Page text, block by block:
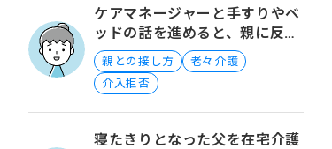
ケアマネージャーと手すりやベ
ッドの話を進めると、親に反対
された際の対処法について
親との接し方
老々介護
介入拒否
寝たきりとなった父を在宅介護